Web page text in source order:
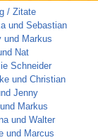
/ Zitate
und Sebastian
und Markus
Nat
Schneider
und Christian
Jenny
Markus
und Walter
und Marcus